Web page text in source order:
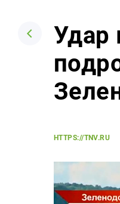
Новости
Лента новостей
Видео
Сюжеты
Удар
HTTPS://TNV.RU